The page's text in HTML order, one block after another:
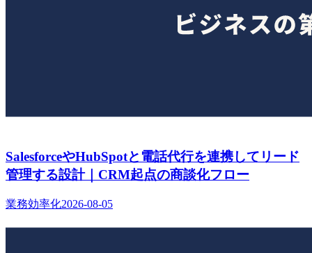
SalesforceやHubSpotと電話代行を連携してリード
管理する設計｜CRM起点の商談化フロー
業務効率化2026-08-05